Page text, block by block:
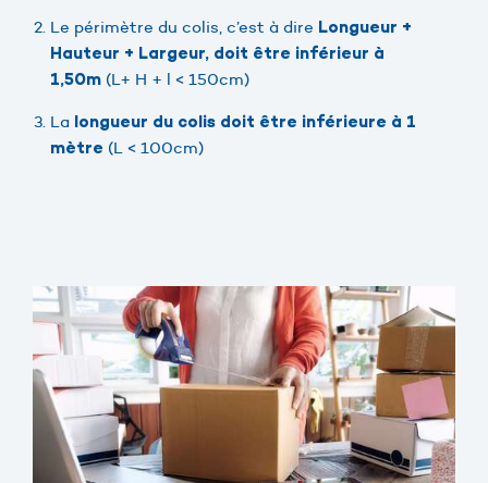
Le périmètre du colis, c’est à dire Longueur +
Hauteur + Largeur, doit être inférieur à
1,50m (L+ H + l < 150cm)
La longueur du colis doit être inférieure à 1
mètre (L < 100cm)